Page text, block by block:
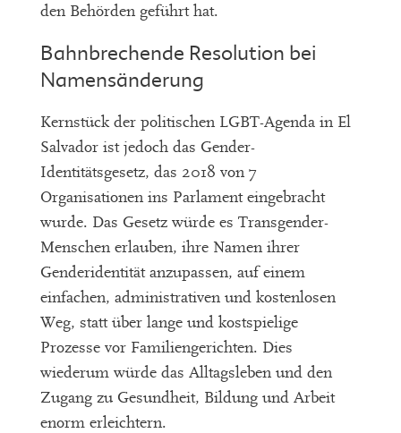
den Behörden geführt hat.
Bahnbrechende Resolution bei
Namensänderung
Kernstück der politischen LGBT-Agenda in El
Salvador ist jedoch das Gender-
Identitätsgesetz, das 2018 von 7
Organisationen ins Parlament eingebracht
wurde. Das Gesetz würde es Transgender-
Menschen erlauben, ihre Namen ihrer
Genderidentität anzupassen, auf einem
einfachen, administrativen und kostenlosen
Weg, statt über lange und kostspielige
Prozesse vor Familiengerichten. Dies
wiederum würde das Alltagsleben und den
Zugang zu Gesundheit, Bildung und Arbeit
enorm erleichtern.